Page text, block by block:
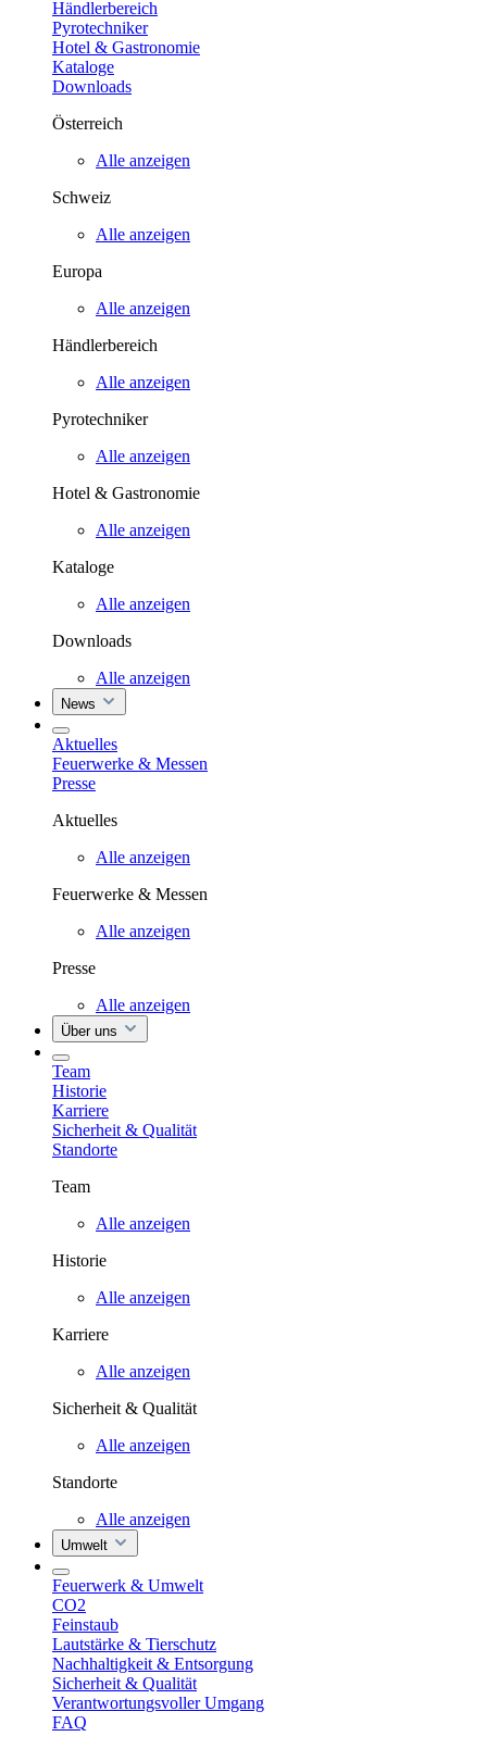
Händlerbereich
Pyrotechniker
Hotel & Gastronomie
Kataloge
Downloads
Österreich
Alle anzeigen
Schweiz
Alle anzeigen
Europa
Alle anzeigen
Händlerbereich
Alle anzeigen
Pyrotechniker
Alle anzeigen
Hotel & Gastronomie
Alle anzeigen
Kataloge
Alle anzeigen
Downloads
Alle anzeigen
News
Aktuelles
Feuerwerke & Messen
Presse
Aktuelles
Alle anzeigen
Feuerwerke & Messen
Alle anzeigen
Presse
Alle anzeigen
Über uns
Team
Historie
Karriere
Sicherheit & Qualität
Standorte
Team
Alle anzeigen
Historie
Alle anzeigen
Karriere
Alle anzeigen
Sicherheit & Qualität
Alle anzeigen
Standorte
Alle anzeigen
Umwelt
Feuerwerk & Umwelt
CO2
Feinstaub
Lautstärke & Tierschutz
Nachhaltigkeit & Entsorgung
Sicherheit & Qualität
Verantwortungsvoller Umgang
FAQ